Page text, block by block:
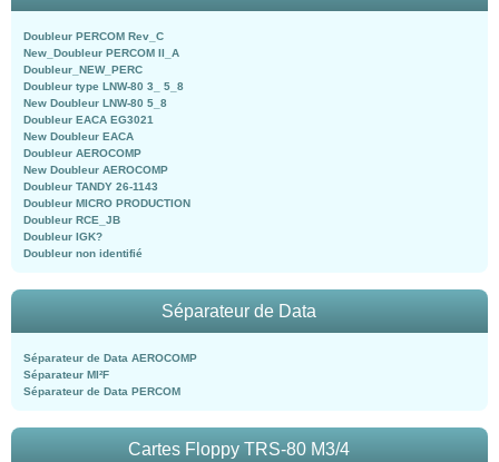
Doubleur PERCOM Rev_C
New_Doubleur PERCOM II_A
Doubleur_NEW_PERC
Doubleur type LNW-80 3_ 5_8
New Doubleur LNW-80 5_8
Doubleur EACA EG3021
New Doubleur EACA
Doubleur AEROCOMP
New Doubleur AEROCOMP
Doubleur TANDY 26-1143
Doubleur MICRO PRODUCTION
Doubleur RCE_JB
Doubleur IGK?
Doubleur non identifié
Séparateur de Data
Séparateur de Data AEROCOMP
Séparateur MI²F
Séparateur de Data PERCOM
Cartes Floppy TRS-80 M3/4